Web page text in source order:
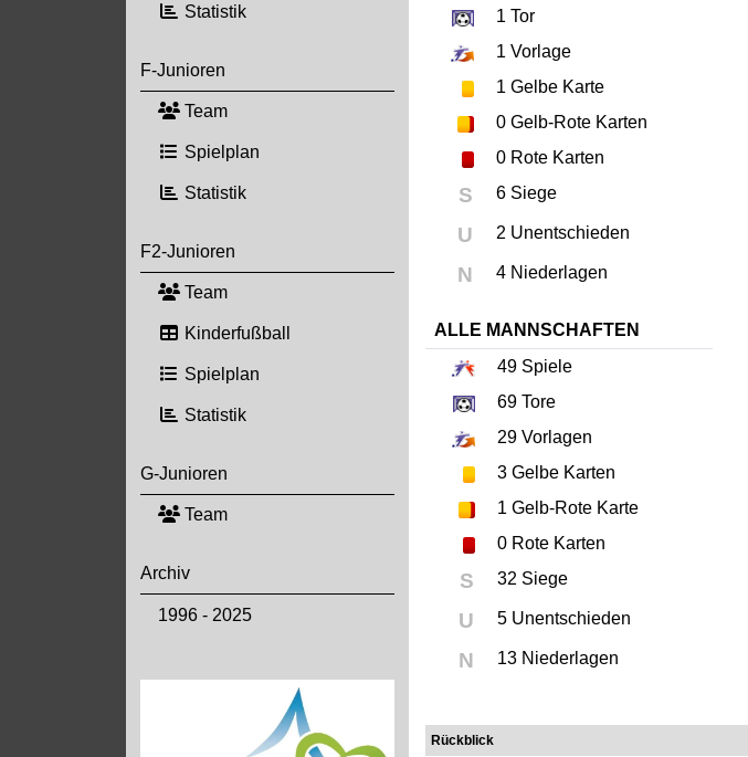
Statistik
F-Junioren
Team
Spielplan
Statistik
F2-Junioren
Team
Kinderfußball
Spielplan
Statistik
G-Junioren
Team
Archiv
1996 - 2025
1 Tor
1 Vorlage
1 Gelbe Karte
0 Gelb-Rote Karten
0 Rote Karten
S 6 Siege
U 2 Unentschieden
N 4 Niederlagen
ALLE MANNSCHAFTEN
49 Spiele
69 Tore
29 Vorlagen
3 Gelbe Karten
1 Gelb-Rote Karte
0 Rote Karten
S 32 Siege
U 5 Unentschieden
N 13 Niederlagen
Rückblick